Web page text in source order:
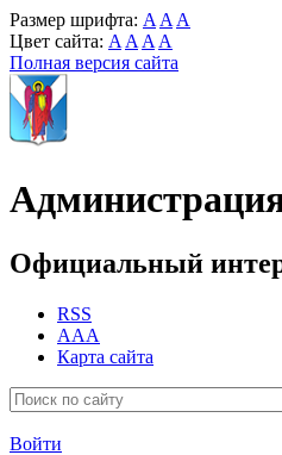
Размер шрифта: A A A
Цвет сайта: A A A A
Полная версия сайта
Официальный
RSS
AAA
Карта сайта
Войти